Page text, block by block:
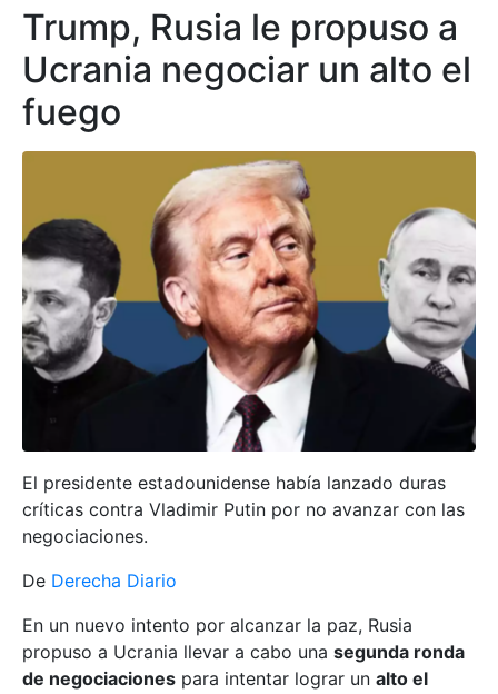
Trump, Rusia le propuso a
Ucrania negociar un alto el
fuego
El presidente estadounidense había lanzado duras
críticas contra Vladimir Putin por no avanzar con las
negociaciones.
De Derecha Diario
En un nuevo intento por alcanzar la paz, Rusia
propuso a Ucrania llevar a cabo una segunda ronda
de negociaciones para intentar lograr un alto el